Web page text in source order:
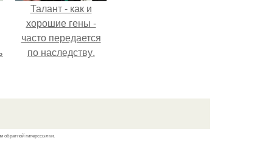
Талант - как и
хорошие гены -
часто передается
по наследству.
обратной гиперссылки.